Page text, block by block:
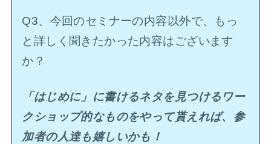
Q3、今回のセミナーの内容以外で、もっ
と詳しく聞きたかった内容はございます
か？
「はじめに」に書けるネタを見つけるワー
クショップ的なものをやって貰えれば、参
加者の人達も嬉しいかも！